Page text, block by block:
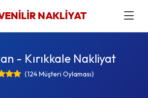
NAKLİYAT
- Kırıkkale Nakliyat
(124 Müşteri Oylaması)